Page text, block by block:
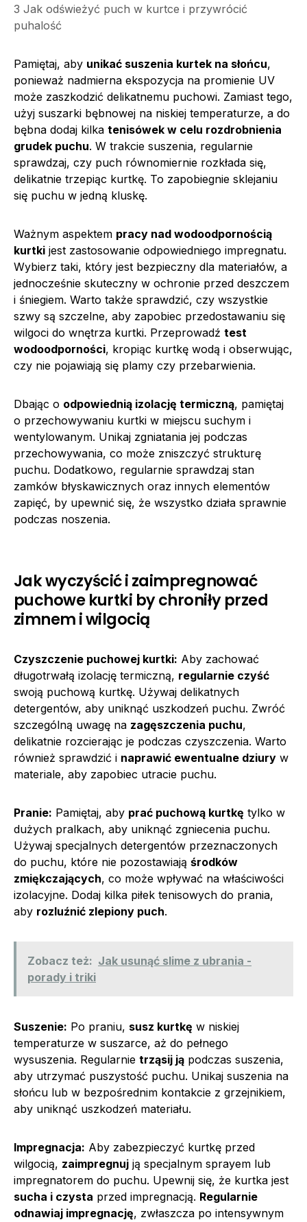
3 Jak odświeżyć puch w kurtce i przywrócić
puhalość
Pamiętaj, aby unikać suszenia kurtek na słońcu,
ponieważ nadmierna ekspozycja na promienie UV
może zaszkodzić delikatnemu puchowi. Zamiast tego,
użyj suszarki bębnowej na niskiej temperaturze, a do
bębna dodaj kilka tenisówek w celu rozdrobnienia
grudek puchu. W trakcie suszenia, regularnie
sprawdzaj, czy puch równomiernie rozkłada się,
delikatnie trzepiąc kurtkę. To zapobiegnie sklejaniu
się puchu w jedną kluskę.
Ważnym aspektem pracy nad wodoodpornością
kurtki jest zastosowanie odpowiedniego impregnatu.
Wybierz taki, który jest bezpieczny dla materiałów, a
jednocześnie skuteczny w ochronie przed deszczem
i śniegiem. Warto także sprawdzić, czy wszystkie
szwy są szczelne, aby zapobiec przedostawaniu się
wilgoci do wnętrza kurtki. Przeprowadź test
wodoodporności, kropiąc kurtkę wodą i obserwując,
czy nie pojawiają się plamy czy przebarwienia.
Dbając o odpowiednią izolację termiczną, pamiętaj
o przechowywaniu kurtki w miejscu suchym i
wentylowanym. Unikaj zgniatania jej podczas
przechowywania, co może zniszczyć strukturę
puchu. Dodatkowo, regularnie sprawdzaj stan
zamków błyskawicznych oraz innych elementów
zapięć, by upewnić się, że wszystko działa sprawnie
podczas noszenia.
Jak wyczyścić i zaimpregnować
puchowe kurtki by chroniły przed
zimnem i wilgocią
Czyszczenie puchowej kurtki: Aby zachować
długotrwałą izolację termiczną, regularnie czyść
swoją puchową kurtkę. Używaj delikatnych
detergentów, aby uniknąć uszkodzeń puchu. Zwróć
szczególną uwagę na zagęszczenia puchu,
delikatnie rozcierając je podczas czyszczenia. Warto
również sprawdzić i naprawić ewentualne dziury w
materiale, aby zapobiec utracie puchu.
Pranie: Pamiętaj, aby prać puchową kurtkę tylko w
dużych pralkach, aby uniknąć zgniecenia puchu.
Używaj specjalnych detergentów przeznaczonych
do puchu, które nie pozostawiają środków
zmiękczających, co może wpływać na właściwości
izolacyjne. Dodaj kilka piłek tenisowych do prania,
aby rozluźnić zlepiony puch.
Zobacz też: Jak usunąć slime z ubrania -
porady i triki
Suszenie: Po praniu, susz kurtkę w niskiej
temperaturze w suszarce, aż do pełnego
wysuszenia. Regularnie trząsij ją podczas suszenia,
aby utrzymać puszystość puchu. Unikaj suszenia na
słońcu lub w bezpośrednim kontakcie z grzejnikiem,
aby uniknąć uszkodzeń materiału.
Impregnacja: Aby zabezpieczyć kurtkę przed
wilgocią, zaimpregnuj ją specjalnym sprayem lub
impregnatorem do puchu. Upewnij się, że kurtka jest
sucha i czysta przed impregnacją. Regularnie
odnawiaj impregnację, zwłaszcza po intensywnym